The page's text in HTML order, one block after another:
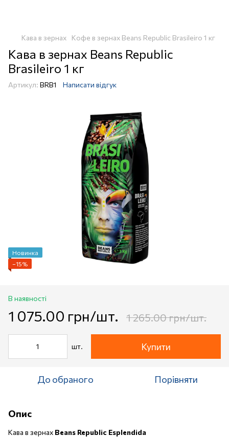
Кава в зернах Кофе в зернах Beans Republic Brasileiro 1 кг
Кава в зернах Beans Republic
Brasileiro 1 кг
Артикул: BRB1 Написати відгук
Новинка
−15%
В наявності
1 075.00 грн/шт. 1 265.00 грн/шт.
шт. Купити
До обраного Порівняти
Опис
Кава в зернах Beans Republic Esplendida